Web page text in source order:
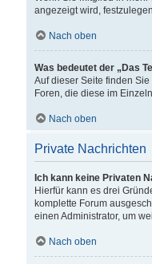
angezeigt wird,
Nach oben
Was bedeutet der „Das
Auf dieser Seite finden
Foren, die diese im
Nach oben
Private Nachrichten
Ich kann keine Privaten
Hierfür kann es drei
komplette Forum
einen Administrator, um
Nach oben